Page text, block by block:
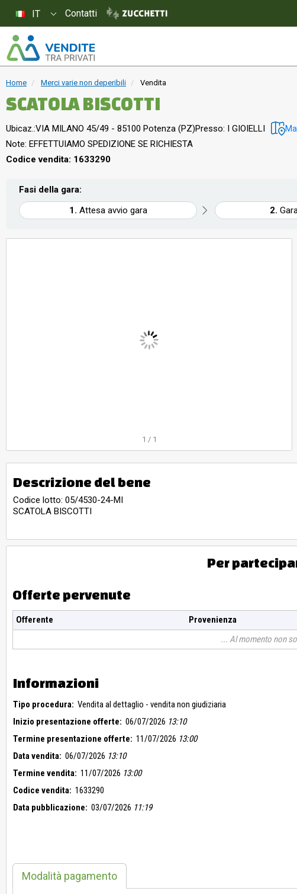
Home Merci varie non deperibili Vendita
SCATOLA BISCOTTI
Ubicaz.:VIA MILANO 45/49 - 85100 Potenza (PZ)Presso: I GIOIELLI
Note: EFFETTUIAMO SPEDIZIONE SE RICHIESTA
Codice vendita: 1633290
Fasi della gara:
Attesa avvio gara
1 / 1
Descrizione del bene
Codice lotto: 05/4530-24-MI
SCATOLA BISCOTTI
Per
Offerte pervenute
Offerente Provenienza
Al momento non
Informazioni
Tipo procedura: Vendita al dettaglio - vendita non giudiziaria
Inizio presentazione offerte: 06/07/2026 13:10
Termine presentazione offerte: 11/07/2026 13:00
Data vendita: 06/07/2026 13:10
Termine vendita: 11/07/2026 13:00
Codice vendita: 1633290
Data pubblicazione: 03/07/2026 11:19
Modalità pagamento
IT Contatti